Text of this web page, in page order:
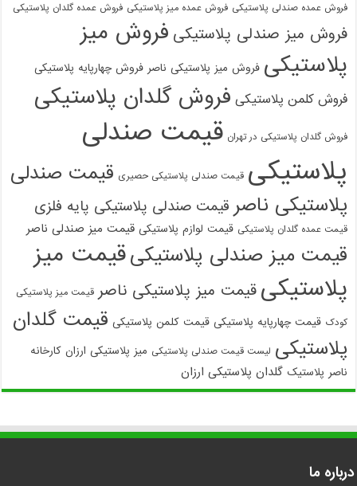
فروش عمده صندلی پلاستیکی فروش عمده میز پلاستیکی فروش عمده گلدان پلاستیکی
فروش میز صندلی پلاستیکی فروش میز
پلاستیکی فروش میز پلاستیکی ناصر فروش چهارپایه پلاستیکی
فروش کلمن پلاستیکی فروش گلدان پلاستیکی
فروش گلدان پلاستیکی در تهران قیمت صندلی
پلاستیکی قیمت صندلی پلاستیکی حصیری قیمت صندلی
پلاستیکی ناصر قیمت صندلی پلاستیکی پایه فلزی
قیمت عمده گلدان پلاستیکی قیمت لوازم پلاستیکی قیمت میز صندلی ناصر
قیمت میز صندلی پلاستیکیقیمت میز
پلاستیکی قیمت میز پلاستیکی ناصر قیمت میز پلاستیکی
کودک قیمت چهارپایه پلاستیکی قیمت کلمن پلاستیکی قیمت گلدان
پلاستیکی لیست قیمت صندلی پلاستیکی میز پلاستیکی ارزان کارخانه
ناصر پلاستیک گلدان پلاستیکی ارزان
درباره ما